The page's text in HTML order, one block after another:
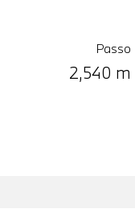
Passo
2,540 m